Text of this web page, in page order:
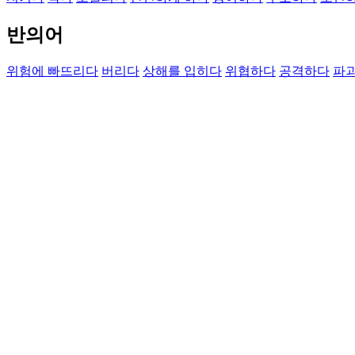
반의어
위험에 빠뜨리다 버리다 상해를 입히다 위협하다 공격하다 파